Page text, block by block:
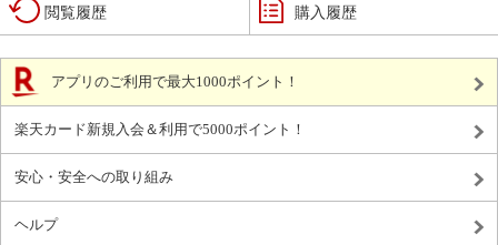
閲覧履歴 購入履歴
アプリのご利用で最大1000ポイント！
楽天カード新規入会＆利用で5000ポイント！
安心・安全への取り組み
ヘルプ